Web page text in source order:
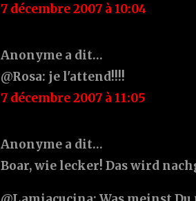
7 décembre 2007 à 10:04
Anonyme a dit…
@Rosa: je l'attend!!!!
7 décembre 2007 à 11:05
Anonyme a dit…
Boar, wie lecker! Das wird